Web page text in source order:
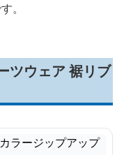
。
ツウェア 裾リブ